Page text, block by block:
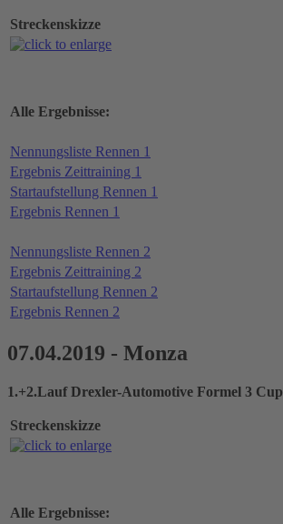
Streckenskizze
Alle Ergebnisse:
Nennungsliste Rennen 1
Ergebnis Zeittraining 1
Startaufstellung Rennen 1
Ergebnis Rennen 1
Nennungsliste Rennen 2
Ergebnis Zeittraining 2
Startaufstellung Rennen 2
Ergebnis Rennen 2
07.04.2019 - Monza
1.+2.Lauf Drexler-Automotive Formel 3
Streckenskizze
Alle Ergebnisse: